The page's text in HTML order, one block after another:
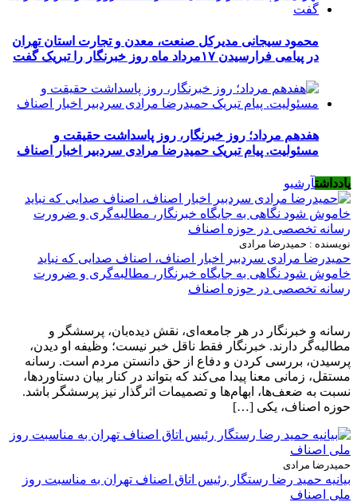
محمود سیجانی مدیرکل صنعت، معدن و تجارت استان تهران
در پیامی فرارسیدن ۱۷مرداد ماه روز خبرنگار را تبریک گفت
هفدهم مرداد؛ روز خبرنگار، روز پاسداشت حقیقت و
مسئولیت. پیام تبریک حمیدرضا مرادی سردبیر اخبار اصناف
یادداشتآرشیو
نویسنده : حمیدرضا مرادی
حمیدرضا مرادی سردبیر اخبار اصناف، اصناف صدایی که نباید
خاموش شود نگاهی به جایگاه خبرنگار، مطالبه‌گری و ضرورت
رسانه تخصصی در حوزه اصناف
رسانه و خبرنگار در هر جامعه‌ای، نقش دیده‌بان، پرسشگر و
مطالبه‌گر دارند. خبرنگار فقط ناقل خبر نیست؛ وظیفه او دیدن،
پرسیدن، بررسی کردن و دفاع از حق دانستن مردم است. رسانه
مستقل، زمانی معنا پیدا می‌کند که بتواند در کنار بیان دستاوردها،
نسبت به ضعف‌ها، ابهام‌ها و تصمیمات اثرگذار نیز پرسشگر باشد.
حوزه اصناف، یکی […]
حمیدرضا مرادی
بیانیه حمید رضا رستگار رئیس اتاق اصناف تهران به مناسبت روز
ملی اصناف